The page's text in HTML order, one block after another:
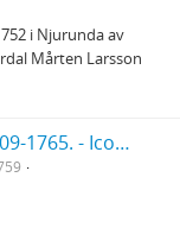
i Njurunda av
Mårten Larsson
Clerck, Carl Alexander, 1709-1765. - Icones insectorum rariorum. (Pl.titelbl.) Stockholm. 1-2. 1759-65. [Del 1], Caroli Clerck reg: soc: scient: Upsal: membr: Icones insectorum rariorum cum nominibus eorum trivialibus, locisqve e C: Linnæi ... Syst: nat: allegatis Holmiæ 1759.. - 1759